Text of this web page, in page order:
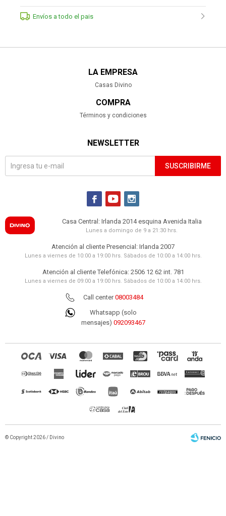
Envíos a todo el pais
LA EMPRESA
Casas Divino
COMPRA
Términos y condiciones
NEWSLETTER
SUSCRIBIRME
  
Casa Central: Irlanda 2014 esquina Avenida Italia
Lunes a domingo de 9 a 21:30 hrs.
Atención al cliente Presencial: Irlanda 2007
Lunes a viernes de 10:00 a 19:00 hrs. Sábados de 10:00 a 14:00 hrs.
Atención al cliente Telefónica: 2506 12 62 int. 781
Lunes a viernes de 09:00 a 19:00 hrs. Sábados de 10:00 a 14:00 hrs.
Call center08003484
Whatsapp (solo
mensajes) 092093467
© Copyright 2026 / Divino